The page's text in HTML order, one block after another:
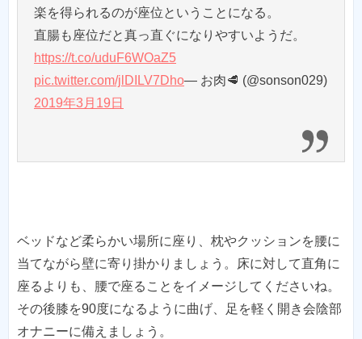
楽を得られるのが座位ということになる。
直腸も座位だと真っ直ぐになりやすいようだ。
https://t.co/uduF6WOaZ5
pic.twitter.com/jlDILV7Dho— お肉🥩 (@sonson029)
2019年3月19日
ベッドなど柔らかい場所に座り、枕やクッションを腰に
当てながら壁に寄り掛かりましょう。床に対して直角に
座るよりも、腰で座ることをイメージしてくださいね。
その後膝を90度になるように曲げ、足を軽く開き会陰部
オナニーに備えましょう。